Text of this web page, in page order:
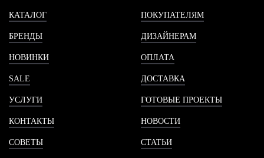
КАТАЛОГ
БРЕНДЫ
НОВИНКИ
SALE
УСЛУГИ
КОНТАКТЫ
СОВЕТЫ
ПОКУПАТЕЛЯМ
ДИЗАЙНЕРАМ
ОПЛАТА
ДОСТАВКА
ГОТОВЫЕ ПРОЕКТЫ
НОВОСТИ
СТАТЬИ